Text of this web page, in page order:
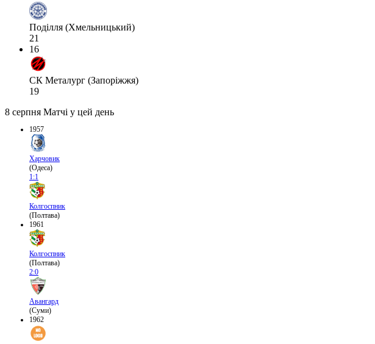
Поділля (Хмельницький)
21
16
СК Металург (Запоріжжя)
19
8 серпня Матчі у цей день
1957
Харчовик
(Одеса)
1:1
Колгоспник
(Полтава)
1961
Колгоспник
(Полтава)
2:0
Авангард
(Суми)
1962